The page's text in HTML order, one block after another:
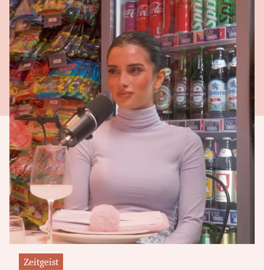
Zeitgeist